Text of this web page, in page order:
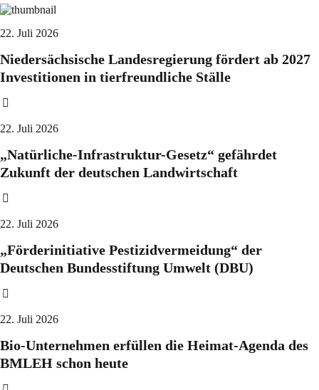
22. Juli 2026
Niedersächsische Landesregierung fördert ab 2027
Investitionen in tierfreundliche Ställe
22. Juli 2026
„Natürliche-Infrastruktur-Gesetz“ gefährdet
Zukunft der deutschen Landwirtschaft
22. Juli 2026
„Förderinitiative Pestizidvermeidung“ der
Deutschen Bundesstiftung Umwelt (DBU)
22. Juli 2026
Bio-Unternehmen erfüllen die Heimat-Agenda des
BMLEH schon heute